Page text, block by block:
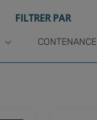
FILTRER PAR
CONTENANCE